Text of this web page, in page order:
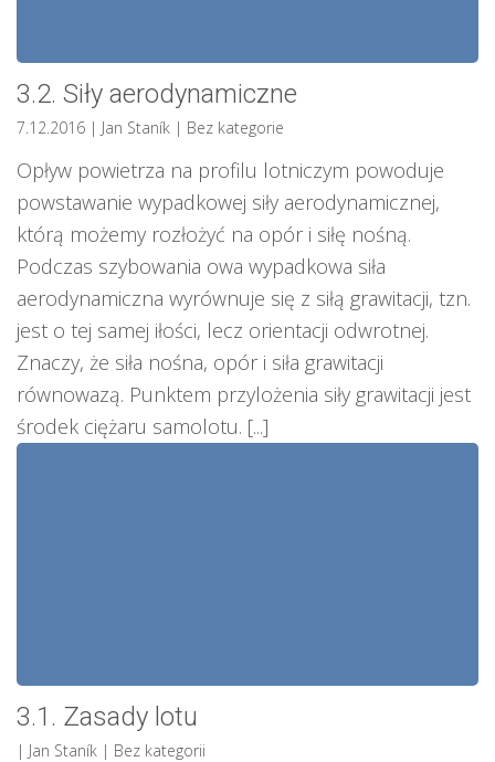
3.2. Siły aerodynamiczne
7.12.2016 | Jan Staník | Bez kategorie
Opływ powietrza na profilu lotniczym powoduje
powstawanie wypadkowej siły aerodynamicznej,
którą możemy rozłożyć na opór i siłę nośną.
Podczas szybowania owa wypadkowa siła
aerodynamiczna wyrównuje się z siłą grawitacji, tzn.
jest o tej samej iłości, lecz orientacji odwrotnej.
Znaczy, że siła nośna, opór i siła grawitacji
równowazą. Punktem przylożenia siły grawitacji jest
środek ciężaru samolotu. [...]
3.1. Zasady lotu
| Jan Staník | Bez kategorii